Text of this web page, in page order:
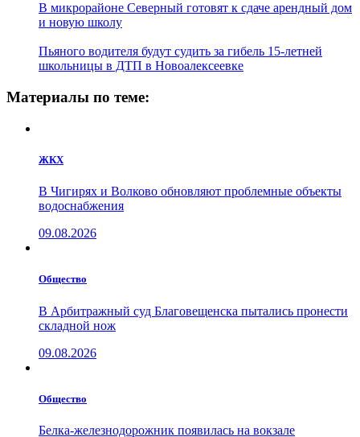
В микрорайоне Северный готовят к сдаче арендный дом
и новую школу
Пьяного водителя будут судить за гибель 15-летней
школьницы в ДТП в Новоалексеевке
Материалы по теме:
ЖКХ
В Чигирях и Волково обновляют проблемные объекты
водоснабжения
09.08.2026
Общество
В Арбитражный суд Благовещенска пытались пронести
складной нож
09.08.2026
Общество
Белка-железнодорожник появилась на вокзале